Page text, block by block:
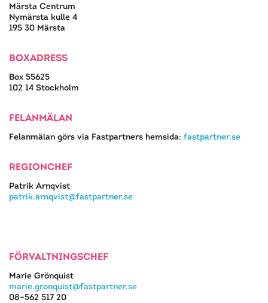
Märsta Centrum
Nymärsta kulle 4
195 30 Märsta
BOXADRESS
Box 55625
102 14 Stockholm
FELANMÄLAN
Felanmälan görs via Fastpartners hemsida: fastpartner.se
REGIONCHEF
Patrik Arnqvist
patrik.arnqvist@fastpartner.se
FÖRVALTNINGSCHEF
Marie Grönquist
marie.gronquist@fastpartner.se
08–562 517 20